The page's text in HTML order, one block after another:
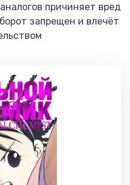
причиняет вред
запрещен и влечёт